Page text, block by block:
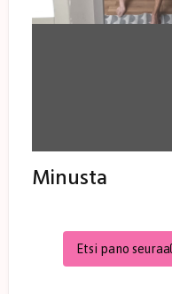
Minusta
Etsi pano seuraa